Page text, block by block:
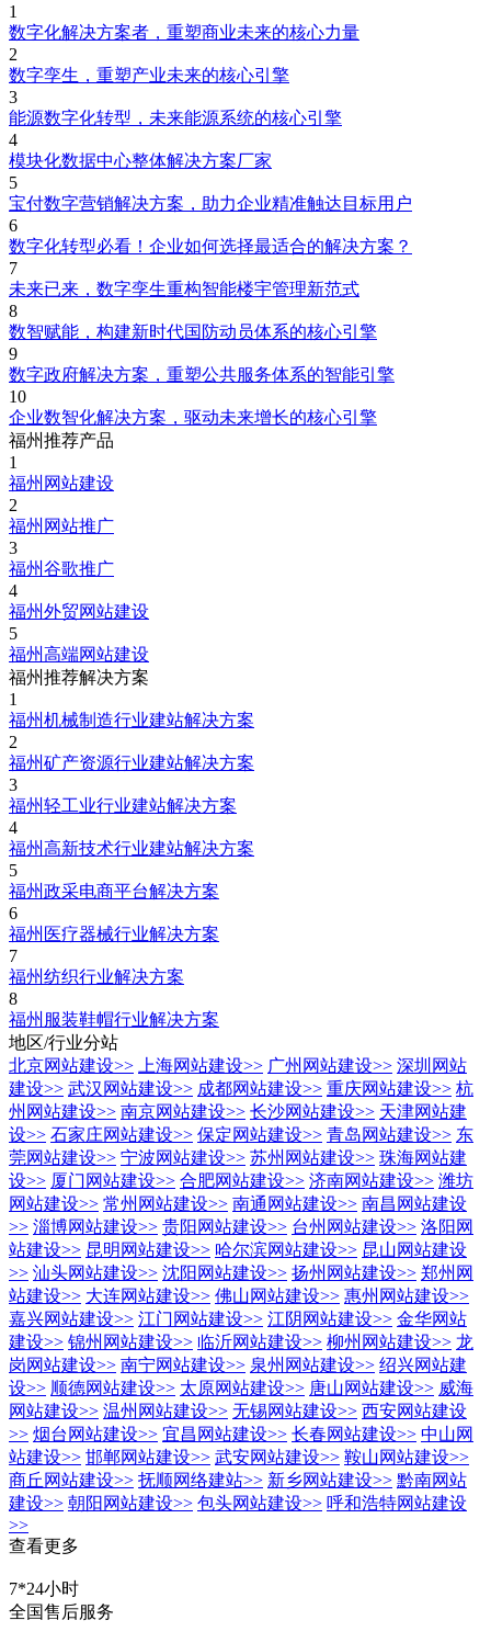
1
数字化解决方案者，重塑商业未来的核心力量
2
数字孪生，重塑产业未来的核心引擎
3
能源数字化转型，未来能源系统的核心引擎
4
模块化数据中心整体解决方案厂家
5
宝付数字营销解决方案，助力企业精准触达目标用户
6
数字化转型必看！企业如何选择最适合的解决方案？
7
未来已来，数字孪生重构智能楼宇管理新范式
8
数智赋能，构建新时代国防动员体系的核心引擎
9
数字政府解决方案，重塑公共服务体系的智能引擎
10
企业数智化解决方案，驱动未来增长的核心引擎
福州推荐产品
1
福州网站建设
2
福州网站推广
3
福州谷歌推广
4
福州外贸网站建设
5
福州高端网站建设
福州推荐解决方案
1
福州机械制造行业建站解决方案
2
福州矿产资源行业建站解决方案
3
福州轻工业行业建站解决方案
4
福州高新技术行业建站解决方案
5
福州政采电商平台解决方案
6
福州医疗器械行业解决方案
7
福州纺织行业解决方案
8
福州服装鞋帽行业解决方案
地区/行业分站
北京网站建设>> 上海网站建设>> 广州网站建设>> 深圳网站
建设>> 武汉网站建设>> 成都网站建设>> 重庆网站建设>> 杭
州网站建设>> 南京网站建设>> 长沙网站建设>> 天津网站建
设>> 石家庄网站建设>> 保定网站建设>> 青岛网站建设>> 东
莞网站建设>> 宁波网站建设>> 苏州网站建设>> 珠海网站建
设>> 厦门网站建设>> 合肥网站建设>> 济南网站建设>> 潍坊
网站建设>> 常州网站建设>> 南通网站建设>> 南昌网站建设
>> 淄博网站建设>> 贵阳网站建设>> 台州网站建设>> 洛阳网
站建设>> 昆明网站建设>> 哈尔滨网站建设>> 昆山网站建设
>> 汕头网站建设>> 沈阳网站建设>> 扬州网站建设>> 郑州网
站建设>> 大连网站建设>> 佛山网站建设>> 惠州网站建设>>
嘉兴网站建设>> 江门网站建设>> 江阴网站建设>> 金华网站
建设>> 锦州网站建设>> 临沂网站建设>> 柳州网站建设>> 龙
岗网站建设>> 南宁网站建设>> 泉州网站建设>> 绍兴网站建
设>> 顺德网站建设>> 太原网站建设>> 唐山网站建设>> 威海
网站建设>> 温州网站建设>> 无锡网站建设>> 西安网站建设
>> 烟台网站建设>> 宜昌网站建设>> 长春网站建设>> 中山网
站建设>> 邯郸网站建设>> 武安网站建设>> 鞍山网站建设>>
商丘网站建设>> 抚顺网络建站>> 新乡网站建设>> 黔南网站
建设>> 朝阳网站建设>> 包头网站建设>> 呼和浩特网站建设
>>
查看更多
7*24小时
全国售后服务